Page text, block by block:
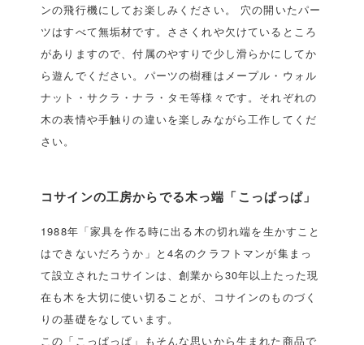
ンの飛行機にしてお楽しみください。 穴の開いたパー
ツはすべて無垢材です。ささくれや欠けているところ
がありますので、付属のやすりで少し滑らかにしてか
ら遊んでください。パーツの樹種はメープル・ウォル
ナット・サクラ・ナラ・タモ等様々です。それぞれの
木の表情や手触りの違いを楽しみながら工作してくだ
さい。
コサインの工房からでる木っ端「こっぱっぱ」
1988年「家具を作る時に出る木の切れ端を生かすこと
はできないだろうか」と4名のクラフトマンが集まっ
て設立されたコサインは、創業から30年以上たった現
在も木を大切に使い切ることが、コサインのものづく
りの基礎をなしています。
この「こっぱっぱ」もそんな思いから生まれた商品で